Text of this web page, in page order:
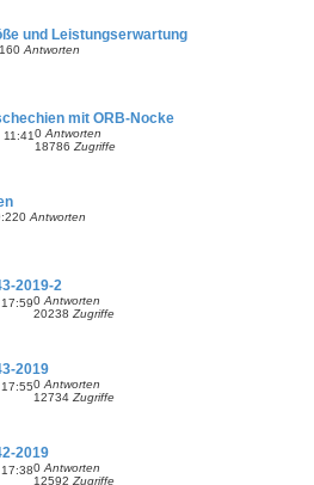
und Leistungserwartung
0 Antworten
mit ORB-Nocke
0 Antworten
18786 Zugriffe
0 Antworten
2019-2
0 Antworten
20238 Zugriffe
2019
0 Antworten
12734 Zugriffe
2019
0 Antworten
12592 Zugriffe